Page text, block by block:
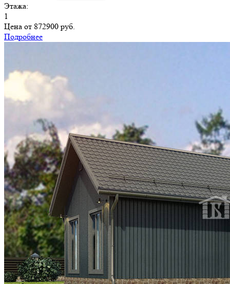
Этажа:
1
Цена от 872900 руб.
Подробнее